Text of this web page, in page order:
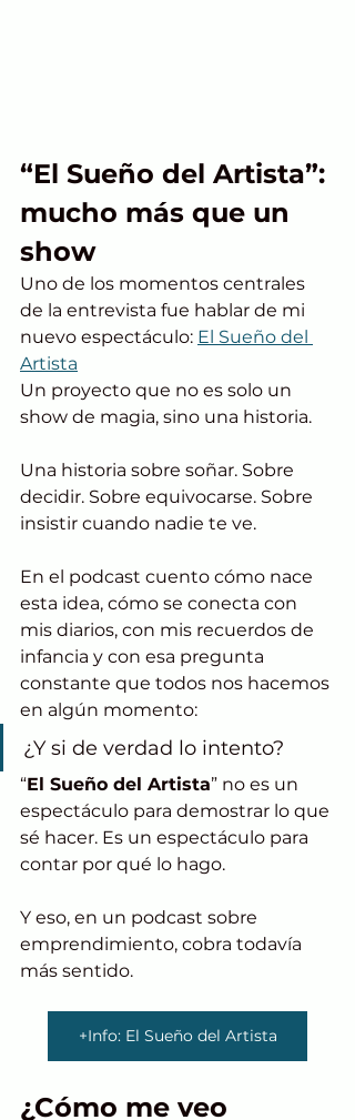
“El Sueño del Artista”:
mucho más que un
show
Uno de los momentos centrales
de la entrevista fue hablar de mi
nuevo espectáculo: El Sueño del
Artista
Un proyecto que no es solo un
show de magia, sino una historia.
Una historia sobre soñar. Sobre
decidir. Sobre equivocarse. Sobre
insistir cuando nadie te ve.
En el podcast cuento cómo nace
esta idea, cómo se conecta con
mis diarios, con mis recuerdos de
infancia y con esa pregunta
constante que todos nos hacemos
en algún momento:
¿Y si de verdad lo intento?
“El Sueño del Artista” no es un
espectáculo para demostrar lo que
sé hacer. Es un espectáculo para
contar por qué lo hago.
Y eso, en un podcast sobre
emprendimiento, cobra todavía
más sentido.
+Info: El Sueño del Artista
¿Cómo me veo